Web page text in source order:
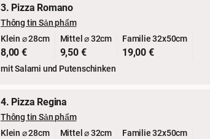
3. Pizza Romano
Thông tin Sản phẩm
Klein ⌀ 28cm
8,00 €
Mittel ⌀ 32cm
9,50 €
Familie 32x50cm
19,00 €
mit Salami und Putenschinken
4. Pizza Regina
Thông tin Sản phẩm
Klein ⌀ 28cm
Mittel ⌀ 32cm Familie 32x50cm